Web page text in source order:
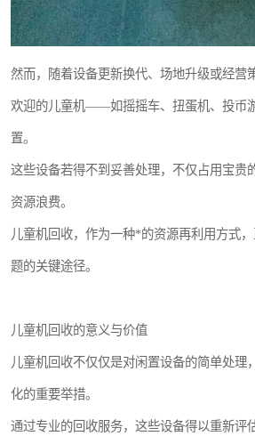
然而，随着设备更新换代、场地升级或经营
欢迎的儿童机——如摇摇车、扭蛋机、投币
置。
这些设备若得不到妥善处理，不仅占用宝贵
资源浪费。
儿童机回收，作为一种*的资源再利用方式
题的关键途径。
儿童机回收的意义与价值
儿童机回收不仅仅是对闲置设备的简单处理
化的重要举措。
通过专业的回收服务，这些设备得以重新评